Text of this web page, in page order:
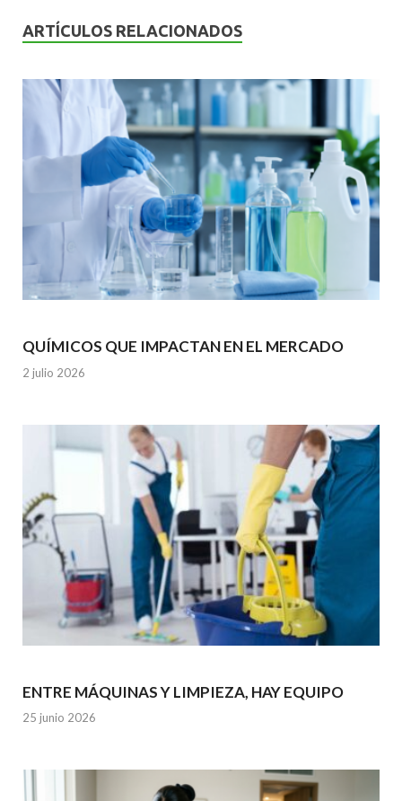
b
o
k
er l
s
p
p
dI
ARTÍCULOS RELACIONADOS
QUÍMICOS QUE IMPACTAN EN EL MERCADO
2 julio 2026
ENTRE MÁQUINAS Y LIMPIEZA, HAY EQUIPO
25 junio 2026